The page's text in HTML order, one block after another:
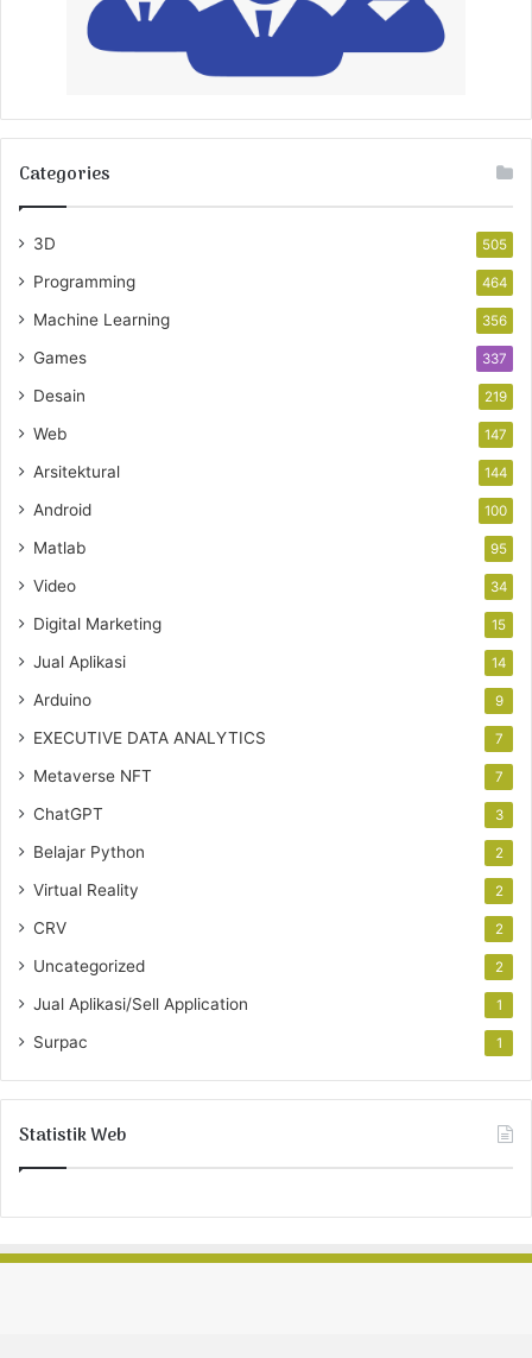
Categories
3D 505
Programming 464
Machine Learning 356
Games 337
Desain 219
Web 147
Arsitektural 144
Android 100
Matlab 95
Video 34
Digital Marketing 15
Jual Aplikasi 14
Arduino 9
EXECUTIVE DATA ANALYTICS 7
Metaverse NFT 7
ChatGPT 3
Belajar Python 2
Virtual Reality 2
CRV 2
Uncategorized 2
Jual Aplikasi/Sell Application 1
Surpac 1
Statistik Web